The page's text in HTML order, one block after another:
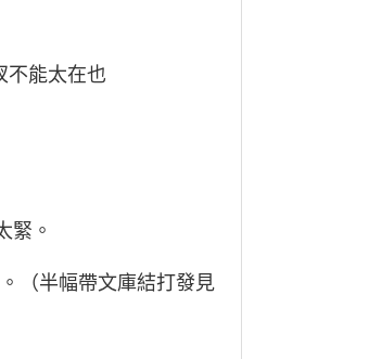
不能太在也
緊。
（半幅帶文庫結打發見